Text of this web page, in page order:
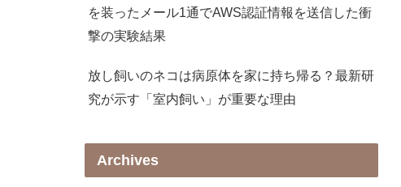
を装ったメール1通でAWS認証情報を送信した衝
撃の実験結果
放し飼いのネコは病原体を家に持ち帰る？最新研
究が示す「室内飼い」が重要な理由
Archives